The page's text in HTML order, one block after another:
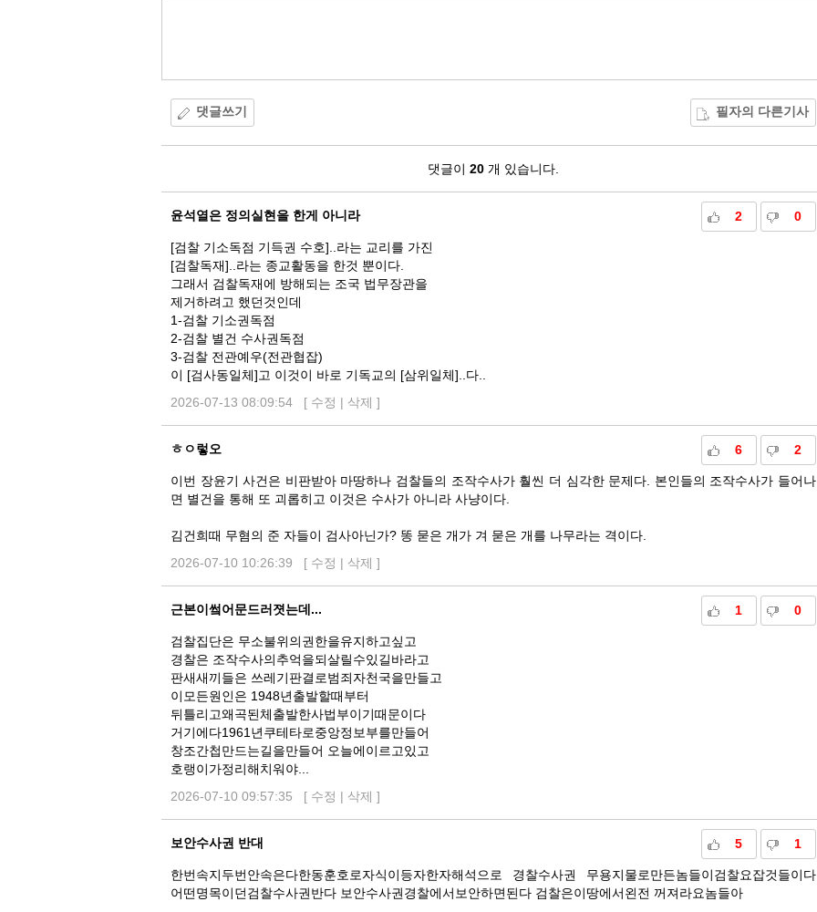
댓글쓰기 필자의 다른기사
글
댓글이 20 개 있습니다.
2 0
윤석열은 정의실현을 한게 아니라
[검찰 기소독점 기득권 수호]..라는 교리를 가진
[검찰독재]..라는 종교활동을 한것 뿐이다.
그래서 검찰독재에 방해되는 조국 법무장관을
제거하려고 했던것인데
1-검찰 기소권독점
2-검찰 별건 수사권독점
3-검찰 전관예우(전관협잡)
이 [검사동일체]고 이것이 바로 기독교의 [삼위일체]..다..
2026-07-13 08:09:54 [ 수정 | 삭제 ]
6 2
ㅎㅇ렇오
이번 장윤기 사건은 비판받아 마땅하나 검찰들의 조작수사가 훨씬 더 심각한 문제다. 본인들의 조작수사가 들어나
면 별건을 통해 또 괴롭히고 이것은 수사가 아니라 사냥이다.
김건희때 무혐의 준 자들이 검사아닌가? 똥 묻은 개가 겨 묻은 개를 나무라는 격이다.
2026-07-10 10:26:39 [ 수정 | 삭제 ]
1 0
근본이쎀어문드러졋는데...
검찰집단은 무소불위의권한을유지하고싶고
경찰은 조작수사의추억을되살릴수있길바라고
판새새끼들은 쓰레기판결로범죄자천국을만들고
이모든원인은 1948년출발할때부터
뒤틀리고왜곡된체출발한사법부이기때문이다
거기에다1961년쿠테타로중앙정보부를만들어
창조간첩만드는길을만들어 오늘에이르고있고
호랭이가정리해치워야...
2026-07-10 09:57:35 [ 수정 | 삭제 ]
5 1
보안수사권 반대
한번속지두번안속은다한동훈호로자식이등자한자해석으로 경찰수사권 무용지물로만든놈들이검찰요잡것들이다
어떤명목이던검찰수사권반다 보안수사권경찰에서보안하면된다 검찰은이땅에서왼전 꺼져라요놈들아